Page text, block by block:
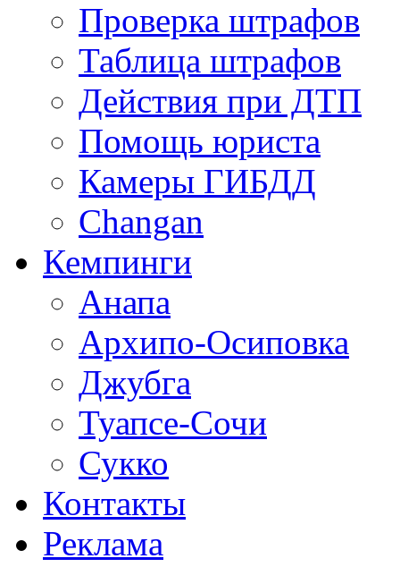
Проверка штрафов
Таблица штрафов
Действия при ДТП
Помощь юриста
Камеры ГИБДД
Сhangan
Кемпинги
Анапа
Архипо-Осиповка
Джубга
Туапсе-Сочи
Сукко
Контакты
Реклама